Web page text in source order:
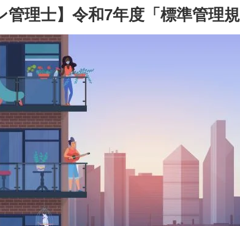
管理士】令和7年度「標準管理規